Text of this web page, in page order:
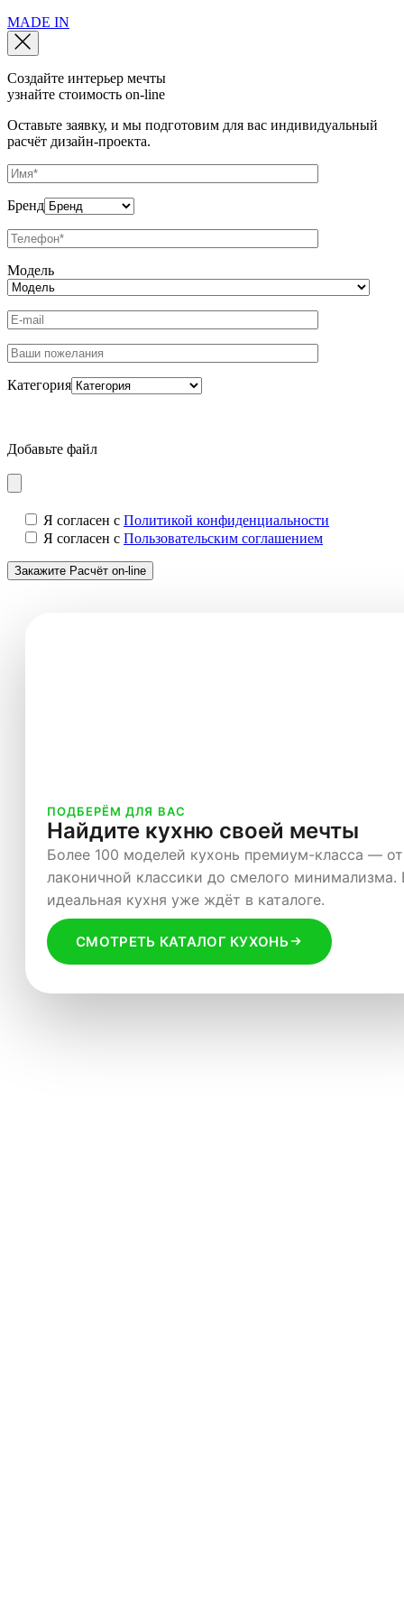
MADE IN
Создайте интерьер мечты
узнайте стоимость on-line
Оставьте заявку, и мы подготовим для вас индивидуальный
расчёт дизайн-проекта.
Бренд
Модель
Категория
Добавьте файл
Я согласен с Политикой конфиденциальности
Я согласен с Пользовательским соглашением
Я согласен сПолитикой конфиденциальности
Пользовательским соглашением
ПОДБЕРЁМ ДЛЯ ВАС
Найдите кухню своей мечты
Более 100 моделей кухонь премиум-класса — от
лаконичной классики до смелого минимализма.
идеальная кухня уже ждёт в каталоге.
СМОТРЕТЬ КАТАЛОГ КУХОНЬ
ТОЛЬКО СЕЙЧАС
Скидки, которые нельзя
Эксклюзивные предложения на популярные
— успейте выбрать мебель мечты со скидкой до
СМОТРЕТЬ РАСПРОДАЖУ